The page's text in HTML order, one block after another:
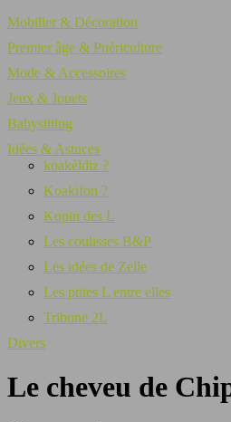
Mobilier & Décoration
Premier âge & Puériculture
Mode & Accessoires
Jeux & Jouets
Babysitting
Idées & Astuces
koakèldiz ?
Koakifon ?
Kopin des L
Les coulisses B&P
Les idées de Zelle
Les ptites L entre elles
Tribune 2L
Divers
Le cheveu de